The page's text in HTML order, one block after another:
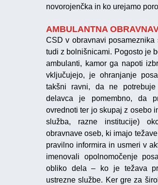
novorojenčka in ko urejamo
AMBULANTNA
CSD v obravnavi
tudi z bolnišnicami. Pogosto je
ambulanti, kamor ga napoti
vključujejo, je ohranjanje
takšni ravni, da ne potrebuje
delavca je pomembno, da
ovrednoti ter jo skupaj z osebo
služba, razne institucije)
obravnave oseb, ki imajo
pravilno informira in usmeri v
imenovali opolnomočenje
obliko dela – ko je težava
ustrezne službe. Ker gre za